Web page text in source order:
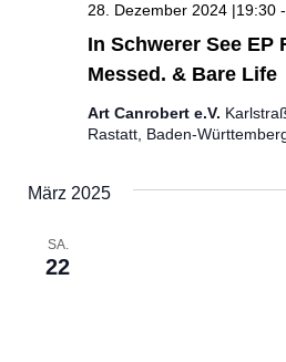
In Schwerer See EP
Messed. & Bare Life
28. Dezember 2024 |19:30 -
Art Canrobert e.V.
Rastatt, Baden-
März 2025
SA.
22